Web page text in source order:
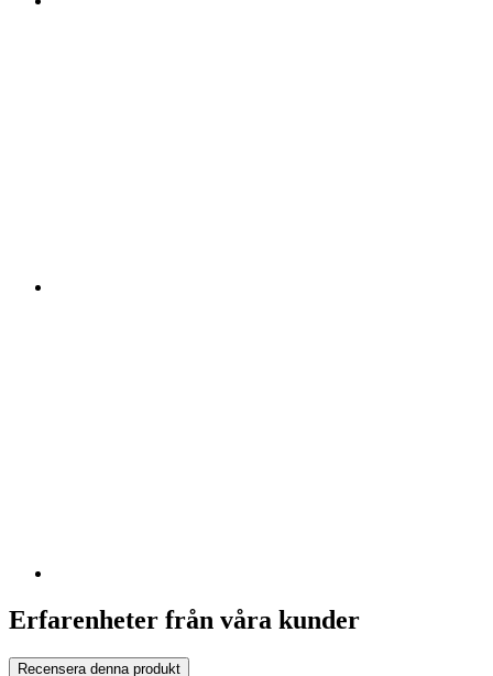
Erfarenheter från våra kunder
Recensera denna produkt